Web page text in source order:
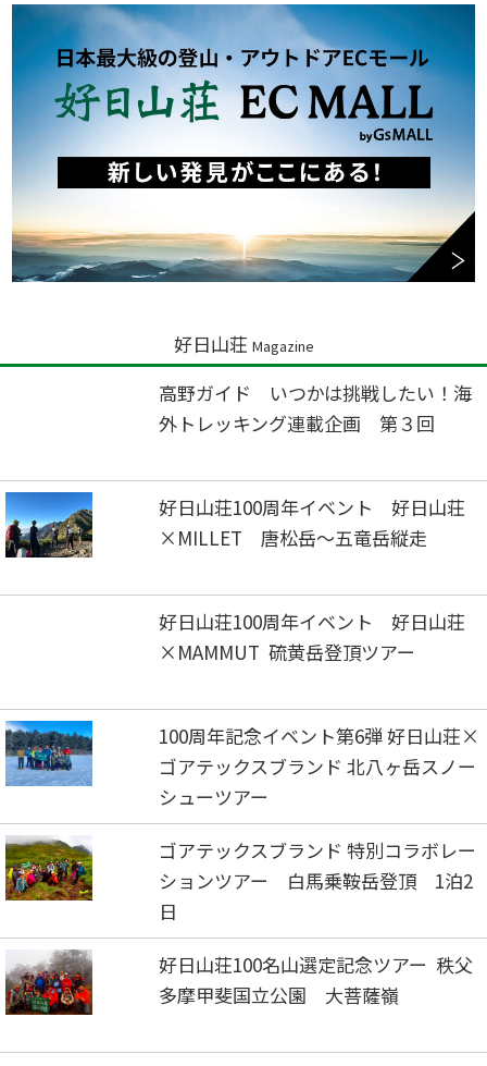
好日山荘 Magazine
高野ガイド いつかは挑戦したい！海
外トレッキング連載企画 第３回
好日山荘100周年イベント 好日山荘
×MILLET 唐松岳～五竜岳縦走
好日山荘100周年イベント 好日山荘
×MAMMUT 硫黄岳登頂ツアー
100周年記念イベント第6弾 好日山荘×
ゴアテックスブランド 北八ヶ岳スノー
シューツアー
ゴアテックスブランド 特別コラボレー
ションツアー 白馬乗鞍岳登頂 1泊2
日
好日山荘100名山選定記念ツアー 秩父
多摩甲斐国立公園 大菩薩嶺